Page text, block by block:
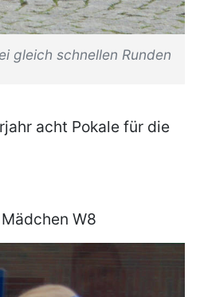
gleich schnellen Runden
acht Pokale für die
W8